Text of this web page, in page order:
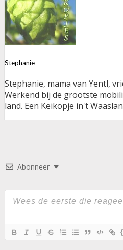
Stephanie
Stephanie, mama van Yentl,
Werkend bij de grootste
land. Een Keikopje in't
Abonneer